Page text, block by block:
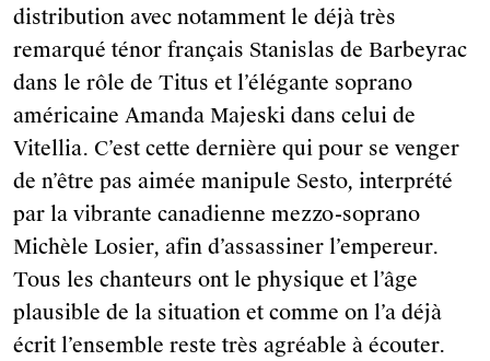
distribution avec notamment le déjà très
remarqué ténor français Stanislas de Barbeyrac
dans le rôle de Titus et l’élégante soprano
américaine Amanda Majeski dans celui de
Vitellia. C’est cette dernière qui pour se venger
de n’être pas aimée manipule Sesto, interprété
par la vibrante canadienne mezzo-soprano
Michèle Losier, afin d’assassiner l’empereur.
Tous les chanteurs ont le physique et l’âge
plausible de la situation et comme on l’a déjà
écrit l’ensemble reste très agréable à écouter.